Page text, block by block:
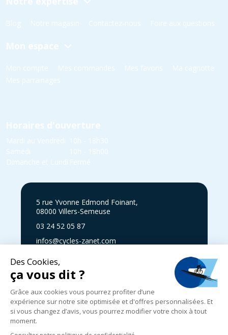
Blog Notre magasin Contactez-nous Foire aux questions
Mon espace
Mon compte Mes commandes Mes favoris
Ma cagnotte
Mes parrainages
Horaires d'ouverture
Mardi au Vendredi
10h - 18h30
Samedi
10h - 18h00
Dimanche et Lundi Fermé
5 rue Yvonne Edmond Foinant,
08000 Villers-Semeuse
03 24 52 05 87
infos@cycles-zanet.com
Suivez nous sur Facebook !
Mentions légales | Politique de confidentialité
Expédition, livraison
et retours |CGV|© 2024-2025 Cycles Zanet
Graphik Impact